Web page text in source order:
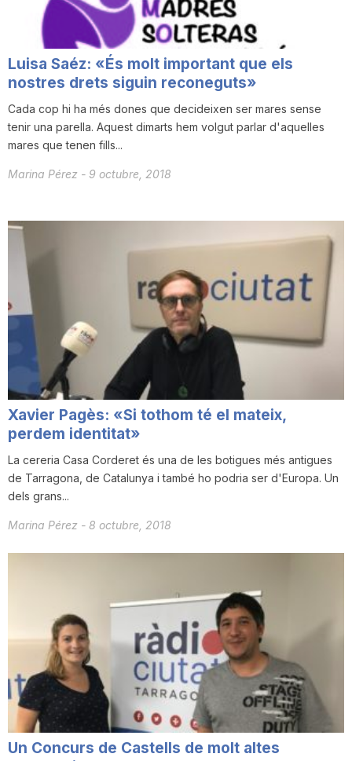
Luisa Saéz: «És molt important que els
nostres drets siguin reconeguts»
Cada cop hi ha més dones que decideixen ser mares sense
tenir una parella. Aquest dimarts hem volgut parlar d'aquelles
mares que tenen fills...
Marina Pérez - 9 octubre, 2018
Xavier Pagès: «Si tothom té el mateix,
perdem identitat»
La cereria Casa Corderet és una de les botigues més antigues
de Tarragona, de Catalunya i també ho podria ser d'Europa. Un
dels grans...
Marina Pérez - 8 octubre, 2018
Un Concurs de Castells de molt altes